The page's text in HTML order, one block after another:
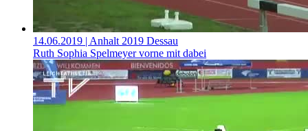
14.06.2019 | Anhalt 2019 Dessau
Ruth Sophia Spelmeyer vorne mit dabei